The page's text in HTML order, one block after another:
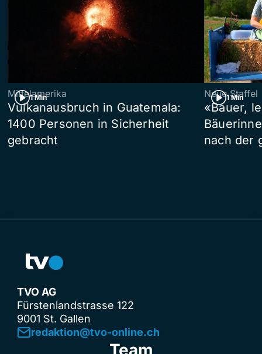
1 Min
Mittelamerika
Vulkanausbruch in Guatemala:
1400 Personen in Sicherheit
gebracht
1 Min
Neue Staffel
«Bauer,
nach der
TVO AG
Fürstenlandstrasse 122
9001 St. Gallen
redaktion@tvo-online.ch
Team